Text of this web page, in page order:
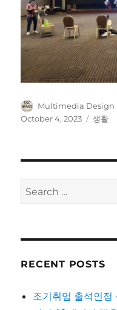
Author
Multimedia Design
October 4, 2023 생활
Search
for:
RECENT POSTS
조기취업 출석인정